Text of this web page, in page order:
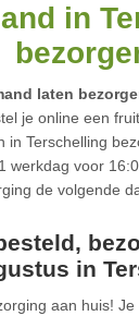
in
laten
je online een
in Terschelling
werkdag voor
de volgende
in
aan huis!